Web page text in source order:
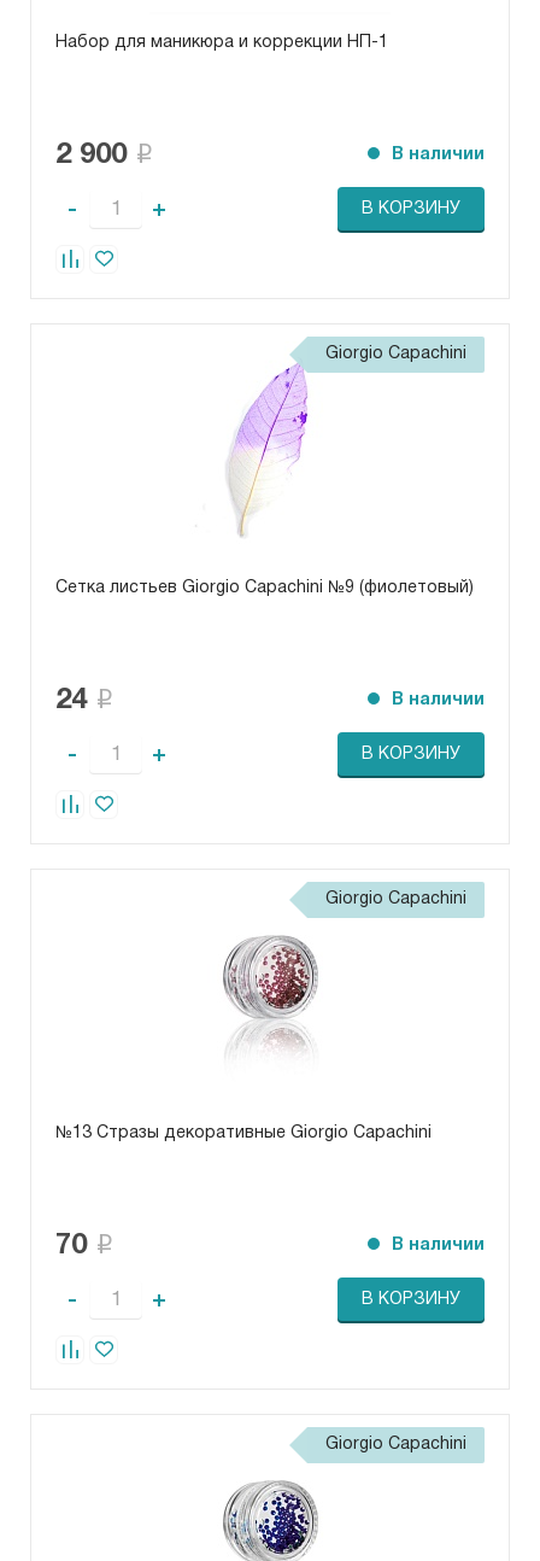
Набор для маникюра и коррекции НП-1
2 900 В наличии
- + В КОРЗИНУ
Giorgio Capachini
Сетка листьев Giorgio Capachini №9 (фиолетовый)
24 В наличии
- + В КОРЗИНУ
Giorgio Capachini
№13 Стразы декоративные Giorgio Capachini
70 В наличии
- + В КОРЗИНУ
Giorgio Capachini